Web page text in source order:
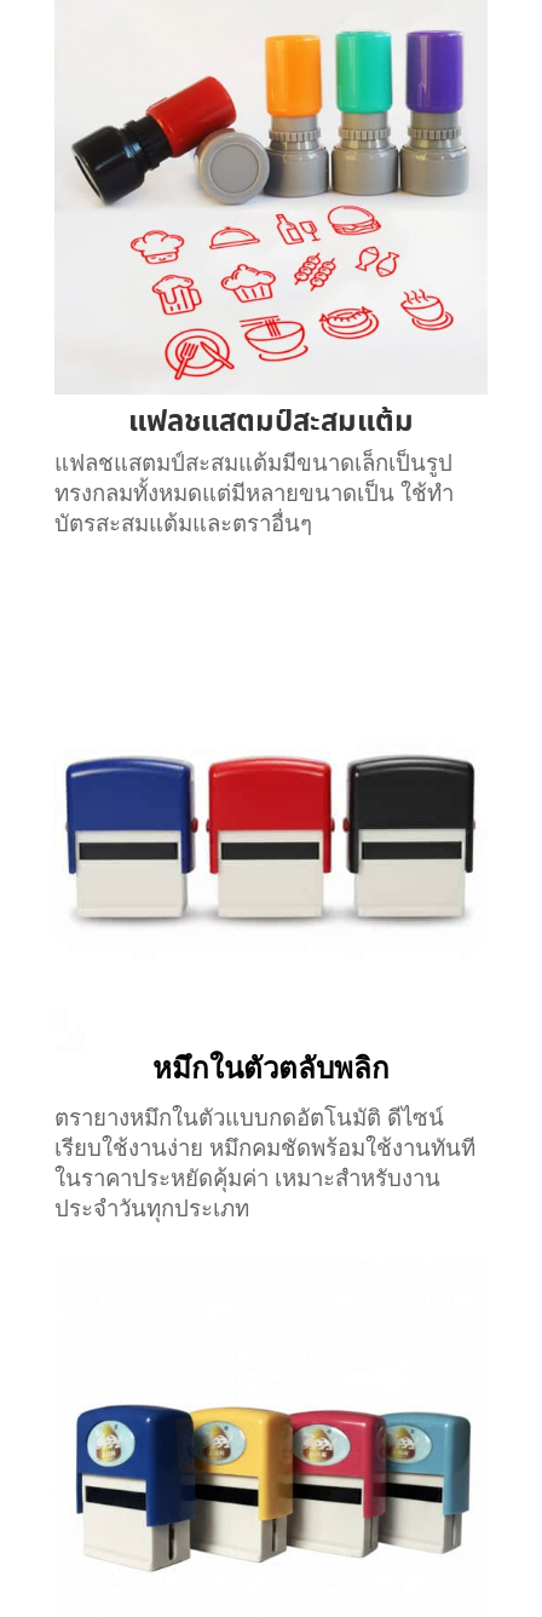
แฟลชแสตมป์สะสมแต้ม
แฟลชแสตมป์สะสมแต้มมีขนาดเล็กเป็นรูป
ทรงกลมทั้งหมดแต่มีหลายขนาดเป็น ใช้ทำ
บัตรสะสมแต้มและตราอื่นๆ
หมึกในตัวตลับพลิก
ตรายางหมึกในตัวแบบกดอัตโนมัติ ดีไซน์
เรียบใช้งานง่าย หมึกคมชัดพร้อมใช้งานทันที
ในราคาประหยัดคุ้มค่า เหมาะสำหรับงาน
ประจำวันทุกประเภท